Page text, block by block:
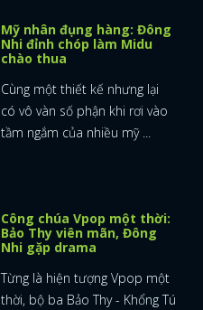
Mỹ nhân đụng hàng: Đông
Nhi đỉnh chóp làm Midu
chào thua
Cùng một thiết kế nhưng lại
có vô vàn số phận khi rơi vào
tầm ngắm của nhiều mỹ ...
Công chúa Vpop một thời:
Bảo Thy viên mãn, Đông
Nhi gặp drama
Từng là hiện tượng Vpop một
thời, bộ ba Bảo Thy - Khổng Tú